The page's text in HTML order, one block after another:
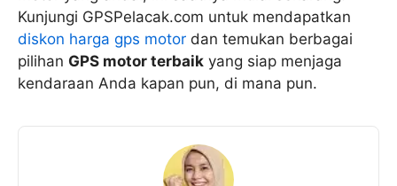
Kunjungi GPSPelacak.com untuk mendapatkan
diskon harga gps motor dan temukan berbagai
pilihan GPS motor terbaik yang siap menjaga
kendaraan Anda kapan pun, di mana pun.